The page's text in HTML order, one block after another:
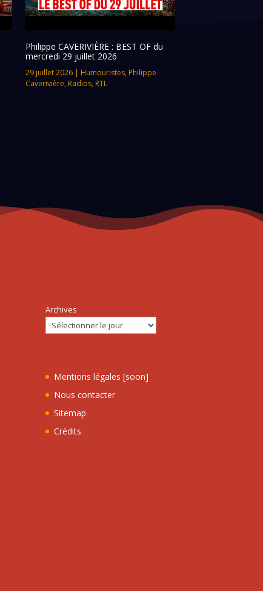
Philippe CAVERIVIÈRE : BEST OF du
mercredi 29 juillet 2026
29 juillet 2026| Humouristes, Philippe
Caverivière, Radios, RTL
Archives
Mentions légales [soon]
Nous contacter
Sitemap
Crédits